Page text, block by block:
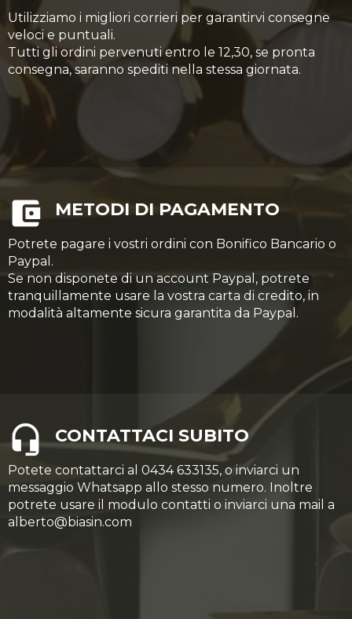
Utilizziamo i migliori corrieri per garantirvi consegne
veloci e puntuali.
Tutti gli ordini pervenuti entro le 12,30, se pronta
consegna, saranno spediti nella stessa giornata.
METODI DI PAGAMENTO
Potrete pagare i vostri ordini con Bonifico Bancario o
Paypal.
Se non disponete di un account Paypal, potrete
tranquillamente usare la vostra carta di credito, in
modalità altamente sicura garantita da Paypal.
CONTATTACI SUBITO
Potete contattarci al 0434 633135, o inviarci un
messaggio Whatsapp allo stesso numero. Inoltre
potrete usare il modulo contatti o inviarci una mail a
alberto@biasin.com